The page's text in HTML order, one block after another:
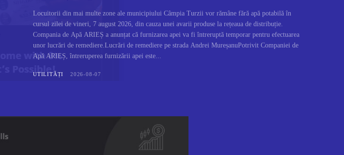
Locuitorii din mai multe zone ale municipiului Câmpia Turzii vor rămâne fără apă potabilă în
cursul zilei de vineri, 7 august 2026, din cauza unei avarii produse la rețeaua de distribuție.
Compania de Apă ARIEȘ a anunțat că furnizarea apei va fi întreruptă temporar pentru efectuarea
unor lucrări de remediere.Lucrări de remediere pe strada Andrei MureșanuPotrivit Companiei de
Apă ARIEȘ, întreruperea furnizării apei este...
UTILITĂȚI 2026-08-07